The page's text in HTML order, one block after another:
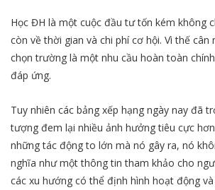
Học ĐH là một cuộc đầu tư tốn kém không
còn về thời gian và chi phí cơ hội. Vì thế
chọn trường là một nhu cầu hoàn toàn
đáp ứng.
Tuy nhiên các bảng xếp hạng ngày nay đã
tượng đem lại nhiều ảnh hưởng tiêu cực
những tác động to lớn mà nó gây ra, nó
nghĩa như một thông tin tham khảo cho
các xu hướng có thể định hình hoạt động